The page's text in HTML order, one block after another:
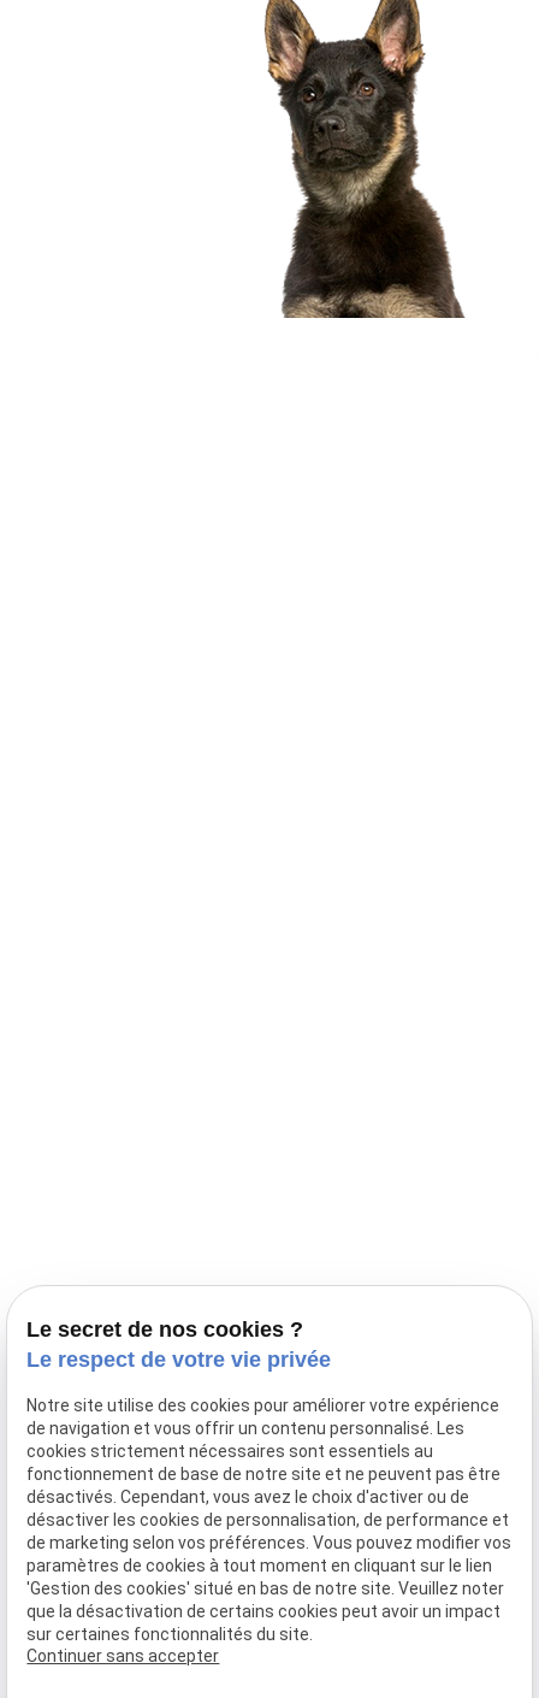
03 28 68 82 00
06 80 84 45 90
Adresse
10, chemin de Cassel
59470 BOLLEZEELE
Horaires
09:00 - 17:00
Lundi - Samedi
Le secret de nos cookies ?
Le respect de votre vie privée
Notre site utilise des cookies pour améliorer votre expérience
de navigation et vous offrir un contenu personnalisé. Les
cookies strictement nécessaires sont essentiels au
fonctionnement de base de notre site et ne peuvent pas être
désactivés. Cependant, vous avez le choix d'activer ou de
désactiver les cookies de personnalisation, de performance et
de marketing selon vos préférences. Vous pouvez modifier vos
paramètres de cookies à tout moment en cliquant sur le lien
'Gestion des cookies' situé en bas de notre site. Veuillez noter
que la désactivation de certains cookies peut avoir un impact
sur certaines fonctionnalités du site.
Continuer sans accepter